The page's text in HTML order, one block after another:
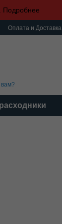
Подробнее
Оплата и Доставка